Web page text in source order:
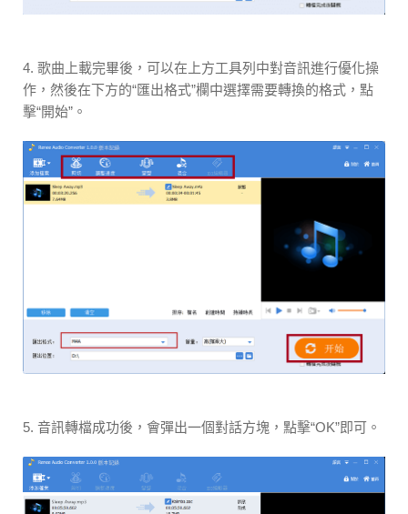
4. 歌曲上載完畢後，可以在上方工具列中對音訊進行優化操
作，然後在下方的“匯出格式”欄中選擇需要轉換的格式，點
擊“開始”。
5. 音訊轉檔成功後，會彈出一個對話方塊，點擊“OK”即可。